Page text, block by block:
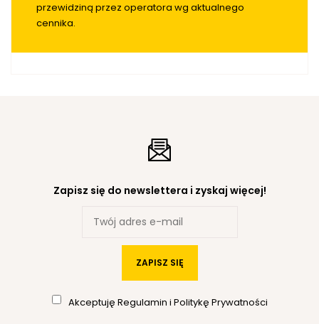
przewidziną przez operatora wg aktualnego
cennika.
Zapisz się do newslettera i zyskaj więcej!
ZAPISZ SIĘ
Akceptuję Regulamin i Politykę Prywatności